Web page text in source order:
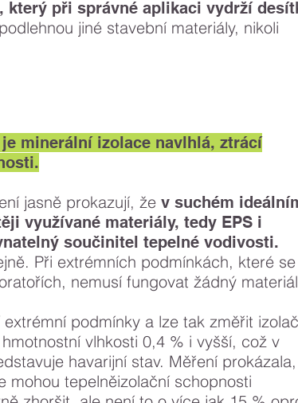
který při správné aplikaci vydrží
jiné stavební materiály, nikoli
je minerální izolace navlhlá, ztrácí
jasně prokazují, že v suchém
využívané materiály, tedy EPS i
součinitel tepelné vodivosti.
Při extrémních podmínkách, které se
nemusí fungovat žádný
podmínky a lze tak změřit
vlhkosti 0,4 % i vyšší, což v
havarijní stav. Měření
mohou tepelněizolační schopnosti